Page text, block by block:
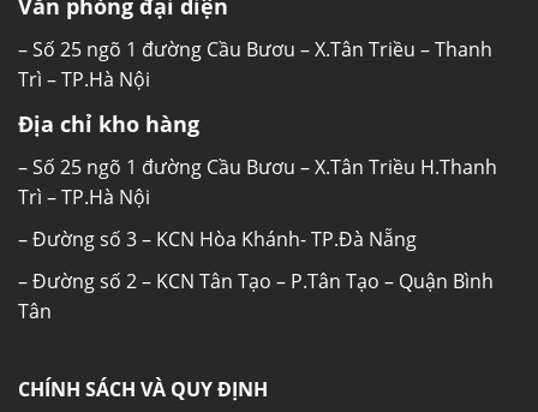
Văn phòng đại diện
– Số 25 ngõ 1 đường Cầu Bươu – X.Tân Triều – Thanh
Trì – TP.Hà Nội
Địa chỉ kho hàng
– Số 25 ngõ 1 đường Cầu Bươu – X.Tân Triều H.Thanh
Trì – TP.Hà Nội
– Đường số 3 – KCN Hòa Khánh- TP.Đà Nẵng
– Đường số 2 – KCN Tân Tạo – P.Tân Tạo – Quận Bình
Tân
CHÍNH SÁCH VÀ QUY ĐỊNH